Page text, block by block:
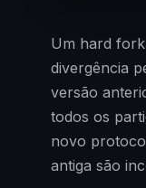
Um hard
divergência
versão
todos os
novo
antiga são